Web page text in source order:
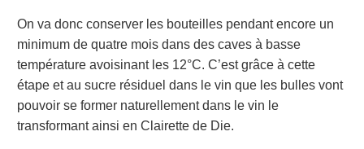
On va donc conserver les bouteilles pendant encore un
minimum de quatre mois dans des caves à basse
température avoisinant les 12°C. C’est grâce à cette
étape et au sucre résiduel dans le vin que les bulles vont
pouvoir se former naturellement dans le vin le
transformant ainsi en Clairette de Die.